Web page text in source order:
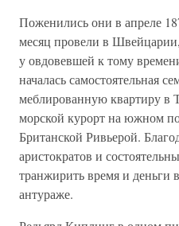
Поженились они в апреле
месяц провели в
у овдовевшей к тому
началась самостоятельная
меблированную квартиру в
морской курорт на южном
Британской Ривьерой.
аристократов и
транжирить время и деньги
антураже.